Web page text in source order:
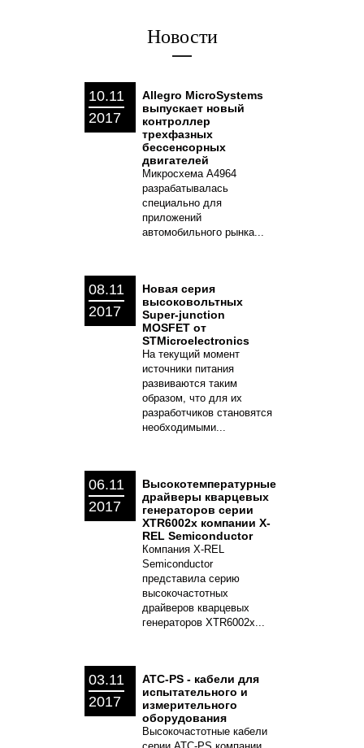
Новости
10.11
2017
Allegro MicroSystems
выпускает новый
контроллер
трехфазных
бессенсорных
двигателей
Микросхема A4964
разрабатывалась
специально для
приложений
автомобильного рынка...
08.11
2017
Новая серия
высоковольтных
Super-junction
MOSFET от
STMicroelectronics
На текущий момент
источники питания
развиваются таким
образом, что для их
разработчиков становятся
необходимыми...
06.11
2017
Высокотемпературные
драйверы кварцевых
генераторов серии
XTR6002x компании X-
REL Semiconductor
Компания X-REL
Semiconductor
представила серию
высокочастотных
драйверов кварцевых
генераторов XTR6002x...
03.11
2017
ATC-PS - кабели для
испытательного и
измерительного
оборудования
Высокочастотные кабели